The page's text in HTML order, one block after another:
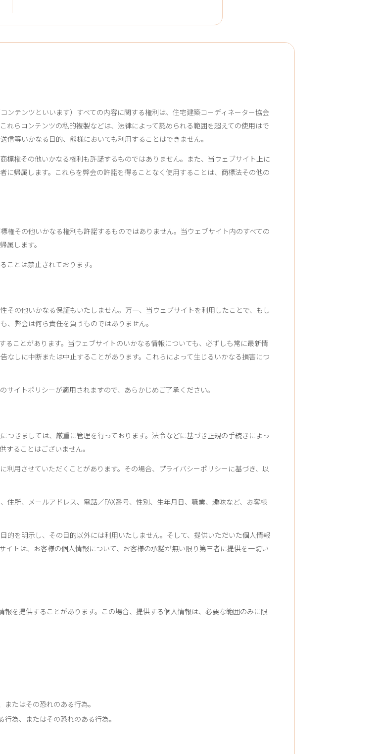
テンツといいます）すべての内容に関する権利は、住宅建築コーディネーター協会
らコンテンツの私的複製などは、法律によって認められる範囲を超えての使用はで
等いかなる目的、態様においても利用することはできません。
権その他いかなる権利も許諾するものではありません。また、当ウェブサイト上に
帰属します。これらを弊会の許諾を得ることなく使用することは、商標法その他の
その他いかなる権利も許諾するものではありません。当ウェブサイト内のすべての
属します。
とは禁止されております。
の他いかなる保証もいたしません。万一、当ウェブサイトを利用したことで、もし
、弊会は何ら責任を負うものではありません。
ことがあります。当ウェブサイトのいかなる情報についても、必ずしも常に最新情
しに中断または中止することがあります。これらによって生じるいかなる損害につ
イトポリシーが適用されますので、あらかじめご了承ください。
きましては、厳重に管理を行っております。法令などに基づき正規の手続きによっ
ることはございません。
用させていただくことがあります。その場合、プライバシーポリシーに基づき、以
所、メールアドレス、電話／FAX番号、性別、生年月日、職業、趣味など、お客様
を明示し、その目的以外には利用いたしません。そして、提供いただいた個人情報
トは、お客様の個人情報について、お客様の承諾が無い限り第三者に提供を一切い
を提供することがあります。この場合、提供する個人情報は、必要な範囲のみに限
たはその恐れのある行為。
為、またはその恐れのある行為。